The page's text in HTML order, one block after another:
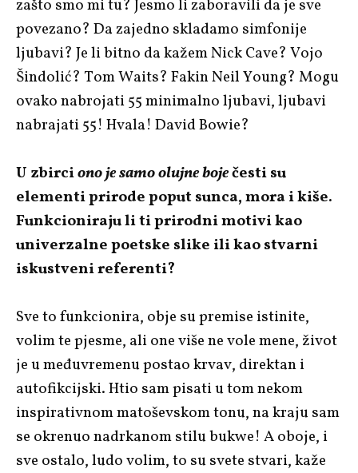
zašto smo mi tu? Jesmo li zaboravili da je sve
povezano? Da zajedno skladamo simfonije
ljubavi? Je li bitno da kažem Nick Cave? Vojo
Šindolić? Tom Waits? Fakin Neil Young? Mogu
ovako nabrojati 55 minimalno ljubavi, ljubavi
nabrajati 55! Hvala! David Bowie?
U zbirciono je samo olujne boječesti su
elementi prirode poput sunca, mora i kiše.
Funkcioniraju li ti prirodni motivi kao
univerzalne poetske slike ili kao stvarni
iskustveni referenti?
Sve to funkcionira, obje su premise istinite,
volim te pjesme, ali one više ne vole mene, život
je u međuvremenu postao krvav, direktan i
autofikcijski. Htio sam pisati u tom nekom
inspirativnom matoševskom tonu, na kraju sam
se okrenuo nadrkanom stilu bukwe! A oboje, i
sve ostalo, ludo volim, to su svete stvari, kaže